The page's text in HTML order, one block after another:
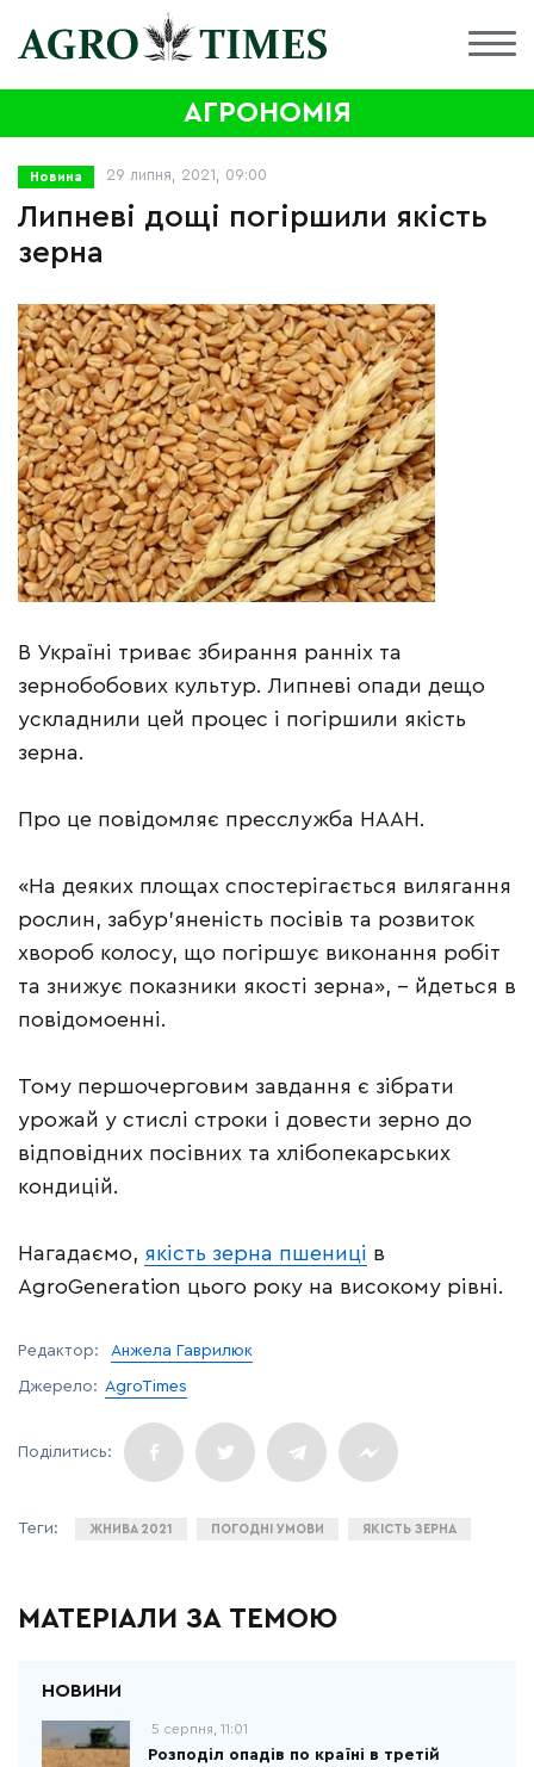
АГРОНОМІЯ
Новина 29 липня, 2021, 09:00
Липневі дощі погіршили якість
зерна
В Україні триває збирання ранніх та
зернобобових культур. Липневі опади дещо
ускладнили цей процес і погіршили якість
зерна.
Про це повідомляє пресслужба НААН.
«На деяких площах спостерігається вилягання
рослин, забур’яненість посівів та розвиток
хвороб колосу, що погіршує виконання робіт
та знижує показники якості зерна», – йдеться в
повідомоенні.
Тому першочерговим завдання є зібрати
урожай у стислі строки і довести зерно до
відповідних посівних та хлібопекарських
кондицій.
Нагадаємо, якість зерна пшениці в
AgroGeneration цього року на високому рівні.
Редактор: Анжела Гаврилюк
Джерело: AgroTimes
ЖНИВА 2021 ПОГОДНІ УМОВИ ЯКІСТЬ ЗЕРНА
МАТЕРІАЛИ ЗА ТЕМОЮ
5 серпня, 11:01
Розподіл опадів по країні в третій